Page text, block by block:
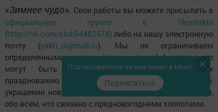
«Зимнее чудо». Свои работы вы можете присылать в
официальную группу в Vkontakte
(http://vk.com/club54482574) либо на нашу электронную
почту (yakti_ul@mail.ru). Мы не ограничиваем
определенными рамками границы вашей фантазии, это
могут быть фотозарисовки о подготовке к
празднованию Нового года, о зимнем пейзаже,
украшении новогодней елки, зимних забавах - словом,
обо всем, что связано с предновогодними хлопотами.
Подписывайтесь на наш канал в Макс!
Подписаться